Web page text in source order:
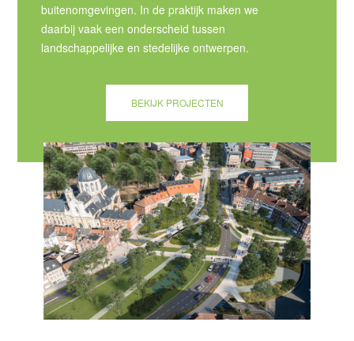
buitenomgevingen. In de praktijk maken we
daarbij vaak een onderscheid tussen
landschappelijke en stedelijke ontwerpen.
BEKIJK PROJECTEN